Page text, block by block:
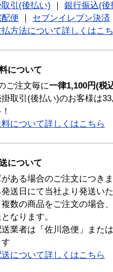
引(後払い)
銀行振込(後
便
セブンイレブン決済
方法について詳しくはこ
について
ご注文毎に一律1,100円(税
取引(後払い)のお客様は
について詳しくはこちら
について
ある場合のご注文につき
発送日にて当社より発送い
複数の商品をご注文の場合
なります。
業者は「佐川急便」また
送について詳しくはこちら